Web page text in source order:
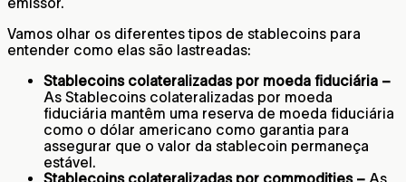
Vamos olhar os diferentes tipos de stablecoins para
entender como elas são lastreadas:
Stablecoins colateralizadas por moeda fiduciária –
As Stablecoins colateralizadas por moeda
fiduciária mantêm uma reserva de moeda fiduciária
como o dólar americano como garantia para
assegurar que o valor da stablecoin permaneça
estável.
Stablecoins colateralizadas por commodities – As